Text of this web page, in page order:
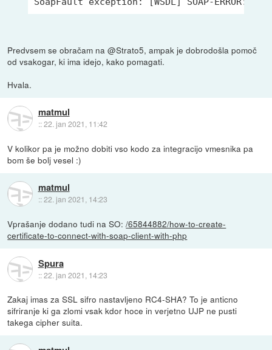
Predvsem se obračam na @Strato5, ampak je dobrodošla pomoč
od vsakogar, ki ima idejo, kako pomagati.
Hvala.
matmul
::22. jan 2021, 11:42
V kolikor pa je možno dobiti vso kodo za integracijo vmesnika pa
bom še bolj vesel :)
matmul
::22. jan 2021, 14:23
Vprašanje dodano tudi na SO:/65844882/how-to-create-
certificate-to-connect-with-soap-client-with-php
Spura
::22. jan 2021, 14:23
Zakaj imas za SSL sifro nastavljeno RC4-SHA? To je anticno
sifriranje ki ga zlomi vsak kdor hoce in verjetno UJP ne pusti
takega cipher suita.